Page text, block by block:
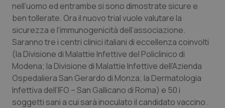
Calabria
Campania
Emilia-Romagna
Friuli Venezia Giulia
Asma & BPCO
Car-T
Colesterolo & coronaropatie
Dermatite Atopica
nell’uomo ed entrambe si sono dimostrate sicure e
ben tollerate. Ora il nuovo trial vuole valutare la
sicurezza e l’immunogenicità dell’associazione.
Saranno tre i centri clinici italiani di eccellenza coinvolti
(la Divisione di Malattie Infettive del Policlinico di
Modena; la Divisione di Malattie Infettive dell’Azienda
Ospedaliera San Gerardo di Monza; la Dermatologia
Infettiva dell’IFO – San Gallicano di Roma) e 50 i
soggetti sani a cui sarà inoculato il candidato vaccino.